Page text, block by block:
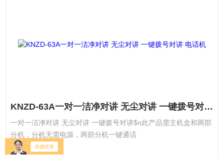
KNZD-63A一对一洁净对讲 无尘对讲 一键拨号对讲 电话机
一对一洁净对讲 无尘对讲 一键拨号对讲$n此产品需主机盒和两部
分机，分机无需电源，两部分机一键通话